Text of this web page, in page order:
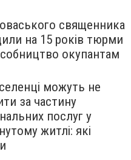
священника
на 15 років тюрми
окупантам
можуть не
за частину
послуг у
житлі: які